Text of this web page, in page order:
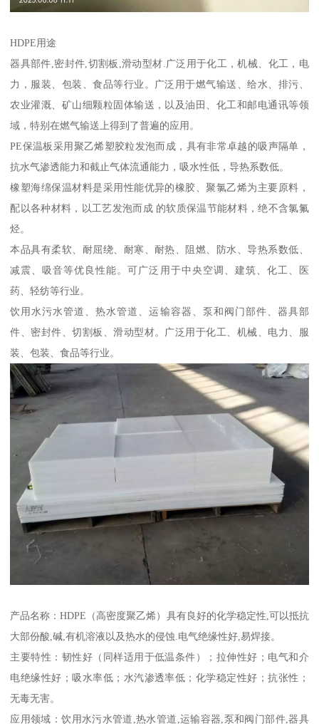
HDPE用途
器具部件,密封件,切割板,滑动型材.广泛用于化工，机械、化工，电
力，服装、包装、食品等行业。广泛用于燃气输送、给水、排污、
农业灌溉、矿山细颗粒固体输送，以及油田、化工和邮电通讯等领
域，特别在燃气输送上得到了普遍的应用。
PE保温板采用聚乙烯塑胶粒发泡而成，具有非常卓越的吸声隔单，
抗水气渗透能力和截止气体流通能力，吸水性低，导热系数低。
橡塑海绵保温材料是采用性能优异的橡胶、聚氯乙烯为主要原料，
配以各种材料，以工艺发泡而成 的软质保温节能材料，绝不含氯氟
烃。
本品具有柔软、耐屈绕、耐寒、耐热、阻燃、防水、导热系数低、
减震、吸音等优良性能。可广泛用于中央空调、建筑、化工、医
药、轻纺等行业。
饮用水污水管道、热水管道、运输容器、泵和阀门部件、器具部
件、密封件、切割板、滑动型材。广泛用于化工、机械、电力、服
装、包装、食品等行业。
产品名称：HDPE（高密度聚乙烯）具有良好的化学稳定性,可以抵抗
大部份酸,碱,有机溶液以及热水的侵蚀.电气绝缘性好,易焊接。
主要特性：韧性好（同样适用于低温条件）；拉伸性好；电气和介
电绝缘性好；吸水率低；水汽渗透率低；化学稳定性好；抗张性；
无毒无害。
应用领域：饮用水污水管道,热水管道,运输容器,泵和阀门部件,器具